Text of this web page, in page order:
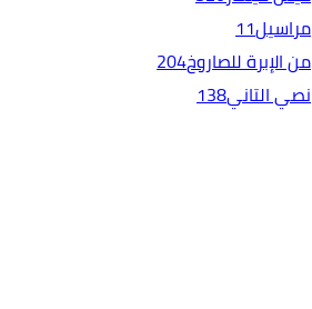
مراسيل11
من الإبرة للصاروخ204
نصي التاني138